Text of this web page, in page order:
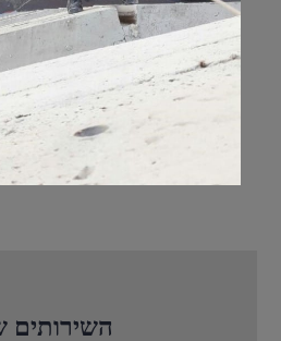
השירותים